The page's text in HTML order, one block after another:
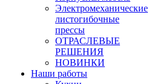
Электромеханические
листогибочные
прессы
ОТРАСЛЕВЫЕ
РЕШЕНИЯ
НОВИНКИ
Наши работы